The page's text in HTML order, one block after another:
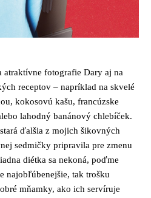
atraktívne fotografie Dary aj na
receptov – napríklad na skvelé
kokosovú kašu, francúzske
lahodný banánový chlebíček.
ďalšia z mojich šikovných
sedmičky pripravila pre zmenu
diétka sa nekoná, poďme
najobľúbenejšie, tak trošku
mňamky, ako ich servíruje